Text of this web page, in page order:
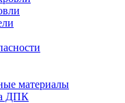
материалы
ДПК